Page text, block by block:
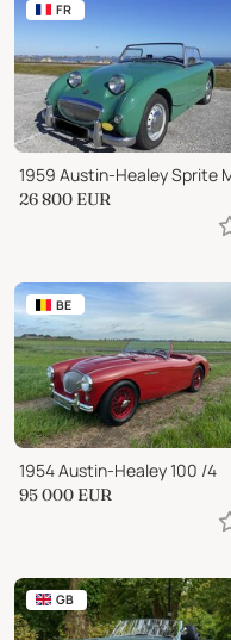
FR
26 800 EUR
BE
1954 Austin-Healey 100 /4
95 000 EUR
GB